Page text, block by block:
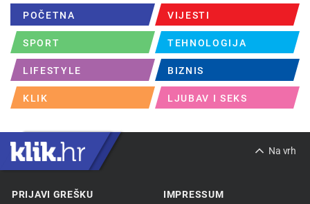
POČETNA VIJESTI
SPORT TEHNOLOGIJA
LIFESTYLE BIZNIS
KLIK LJUBAV I SEKS
Na vrh
PRIJAVI GREŠKU IMPRESSUM